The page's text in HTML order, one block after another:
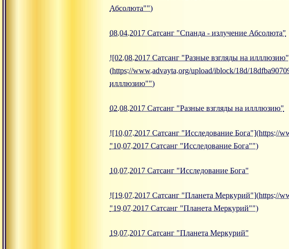
Абсолюта"")
08.04.2017 Сатсанг "Спанда - излучение Абсолюта"
![02.08.2017 Сатсанг "Разные взгляды на
(https://www.advayta.org/upload/iblock/18d/
илллюзию"")
02.08.2017 Сатсанг "Разные взгляды на илллюзию"
![10.07.2017 Сатсанг "Исследование Бога"](https://
"10.07.2017 Сатсанг "Исследование Бога"")
10.07.2017 Сатсанг "Исследование Бога"
![19.07.2017 Сатсанг "Планета Меркурий"](https://
"19.07.2017 Сатсанг "Планета Меркурий"")
19.07.2017 Сатсанг "Планета Меркурий"